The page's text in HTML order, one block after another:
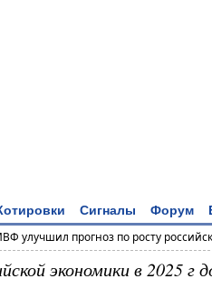
Сигналы Форум
улучшил прогноз по росту
экономики в 2025 г